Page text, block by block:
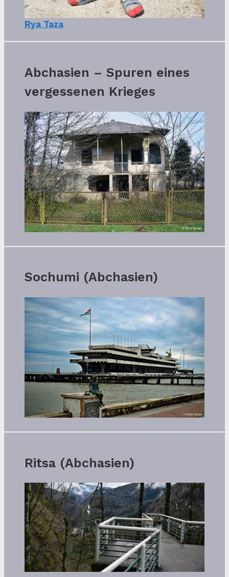
Rya Taza
Abchasien – Spuren eines
vergessenen Krieges
Sochumi (Abchasien)
Ritsa (Abchasien)